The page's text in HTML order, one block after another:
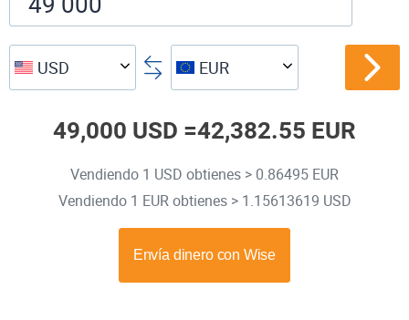
USD EUR
49,000 USD =42,382.55 EUR
Vendiendo 1 USD obtienes > 0.86495 EUR
Vendiendo 1 EUR obtienes > 1.15613619 USD